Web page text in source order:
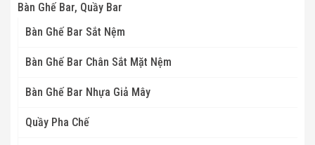
Bàn Ghế Bar, Quầy Bar
Bàn Ghế Bar Sắt Nệm
Bàn Ghế Bar Chân Sắt Mặt Nệm
Bàn Ghế Bar Nhựa Giả Mây
Quầy Pha Chế